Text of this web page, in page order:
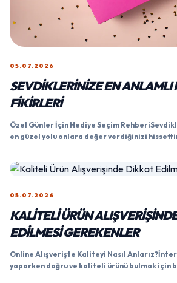
05.07.2026
SEVDIKLERINIZE EN ANLAMLI
FIKIRLERI
Özel Günler İçin Hediye Seçim
en güzel yolu onlara değer verdiğinizi
05.07.2026
KALITELI ÜRÜN
EDILMESI GEREKENLER
Online Alışverişte Kaliteyi Nasıl
yaparken doğru ve kaliteli ürünü bulmak için